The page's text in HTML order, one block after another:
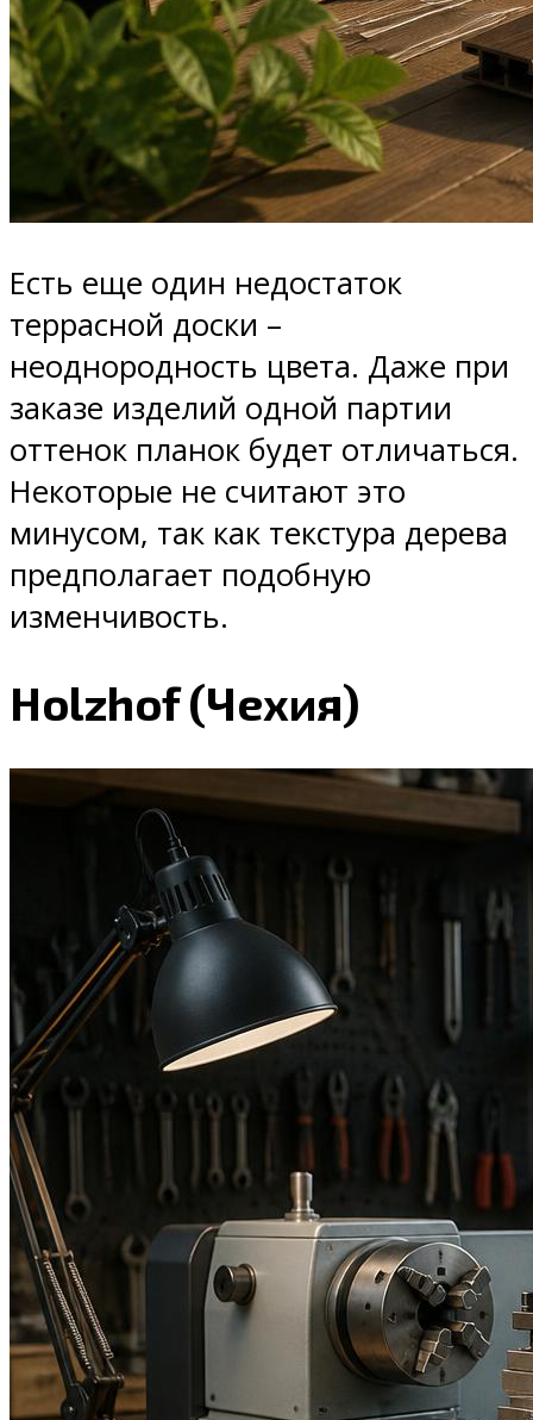
Есть еще один недостаток
террасной доски –
неоднородность цвета. Даже при
заказе изделий одной партии
оттенок планок будет отличаться.
Некоторые не считают это
минусом, так как текстура дерева
предполагает подобную
изменчивость.
Holzhof (Чехия)